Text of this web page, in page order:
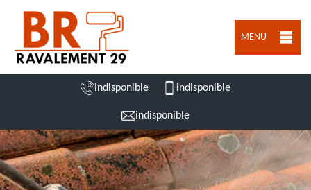
MENU
indisponible indisponible
indisponible